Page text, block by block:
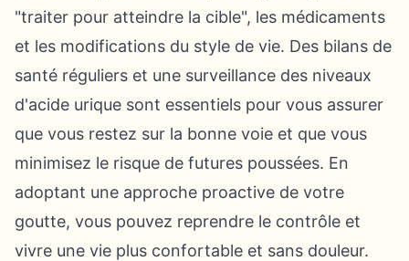
"traiter pour atteindre la cible", les médicaments
et les modifications du style de vie. Des bilans de
santé réguliers et une surveillance des niveaux
d'acide urique sont essentiels pour vous assurer
que vous restez sur la bonne voie et que vous
minimisez le risque de futures poussées. En
adoptant une approche proactive de votre
goutte, vous pouvez reprendre le contrôle et
vivre une vie plus confortable et sans douleur.